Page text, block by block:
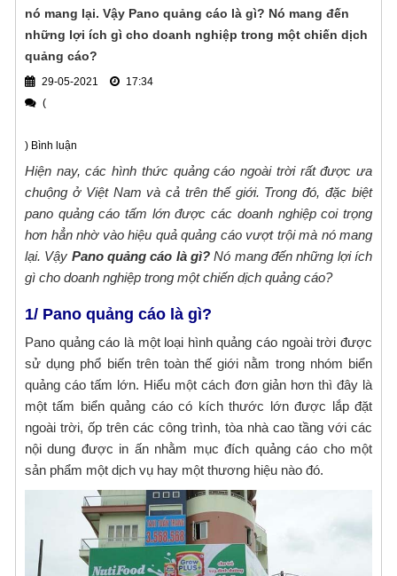
Công ty Quảng cáo Sài Gòn CPA
chuyên thiết kế thi công bảng hiệu quảng
xuất mẫu mã bảng hiệu đa dạng: Bảng hiệu
Thi công biển quảng cáo alu tại sao
bất động sản, khu biệt thự,...Sài Gòn CPA với
đội ngũ kỹ thuật viên và thợ quảng cáo lành
nghề với hơn 10 năm kinh nghiệm
Gia công CNC gỗ tphcm chi tiết - chính
xác - chất lượng cao
Sài Gòn CPA chuyên cung cấp dịch vụ gia
công cnc gỗ tphcm. Bằng kinh nghiệm cũng
như những ưu thế vượt trội về con người và
máy móc hiện đại. Chúng tôi tự hào là địa chỉ
hàng. Mang đến những sản phẩm đẹp, chất
lượng cùng độ chính xác hoàn hảo.
Gia công cắt gỗ theo yêu cầu với công
nghệ tự động hóa
Nhằm mang đến sự tiện lợi hơn, cùng những
hàng. Công ty Quảng cáo Sài Gòn CPA triển
khai cung cấp dịch vụ gia công cắt gỗ theo
yêu cầu tự động hóa hiện đại với mức giá tốt
nhất thị trường hiện nay. Chi tiết dịch vụ mời
bạn cùng tham khảo những thông tin sau
Cắt CNC gỗ công nghiệp chính xác - giá
tốt nhất tại TPHCM
Cắt CNC gỗ công nghiệp ở đâu chuyên
nghiệp, chính xác, mẫu mã đẹp mắt với giá
thành tốt? Quý khách hàng có yêu cầu cắt
gỗ hãy liên hệ ngay với Quảng cáo Sài Gòn
CPA. Chúng tôi là đơn vị có hơn 10 năm kinh
nghiệm gia công cắt CNC gỗ, alu, formex,
pima,... chuyên nghiệp ,chất lượng với mức
giá cạnh tranh hợp lý cho mọi khách hàng tại
Địa chỉ nhận cắt chữ mica giá rẻ - lấy liền
Khách hàng có yêu cầu cắt chữ mica theo
yêu cầu với chất lượng tốt, giá rẻ liên hệ
ngay với Quảng cáo Sài Gòn CPA. Chúng tôi
là xưởng gia công CNC chuyên nhận cắt chữ
Đơn vị cắt mica theo yêu cầu Bình Thạnh
nó mang lại. Vậy Pano quảng cáo là gì? Nó mang đến
những lợi ích gì cho doanh nghiệp trong một chiến dịch
quảng cáo?
29-05-2021
17:34
(
) Bình luận
Hiện nay, các hình thức quảng cáo ngoài trời rất được ưa
chuộng ở Việt Nam và cả trên thế giới. Trong đó, đặc biệt
pano quảng cáo tấm lớn được các doanh nghiệp coi trọng
hơn hẳn nhờ vào hiệu quả quảng cáo vượt trội mà nó mang
lại. Vậy Pano quảng cáo là gì? Nó mang đến những lợi ích
gì cho doanh nghiệp trong một chiến dịch quảng cáo?
1/ Pano quảng cáo là gì?
Pano quảng cáo là một loại hình quảng cáo ngoài trời được
sử dụng phổ biến trên toàn thế giới nằm trong nhóm biển
quảng cáo tấm lớn. Hiểu một cách đơn giản hơn thì đây là
một tấm biển quảng cáo có kích thước lớn được lắp đặt
ngoài trời, ốp trên các công trình, tòa nhà cao tầng với các
nội dung được in ấn nhằm mục đích quảng cáo cho một
sản phẩm một dịch vụ hay một thương hiệu nào đó.